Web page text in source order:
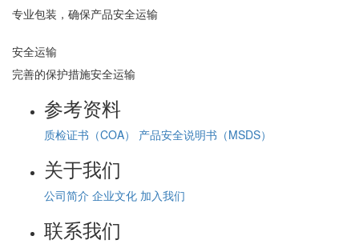
专业包装，确保产品安全运输
安全运输
完善的保护措施安全运输
参考资料
质检证书（COA） 产品安全说明书（MSDS）
关于我们
公司简介 企业文化 加入我们
联系我们